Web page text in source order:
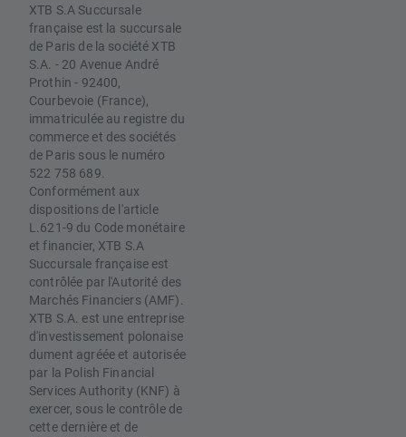
XTB S.A Succursale
française est la succursale
de Paris de la société XTB
S.A. - 20 Avenue André
Prothin - 92400,
Courbevoie (France),
immatriculée au registre du
commerce et des sociétés
de Paris sous le numéro
522 758 689.
Conformément aux
dispositions de l'article
L.621-9 du Code monétaire
et financier, XTB S.A
Succursale française est
contrôlée par l'Autorité des
Marchés Financiers (AMF).
XTB S.A. est une entreprise
d'investissement polonaise
dument agréée et autorisée
par la Polish Financial
Services Authority (KNF) à
exercer, sous le contrôle de
cette dernière et de